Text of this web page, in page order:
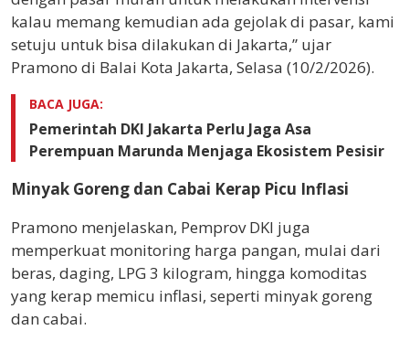
kalau memang kemudian ada gejolak di pasar, kami
setuju untuk bisa dilakukan di Jakarta,” ujar
Pramono di Balai Kota Jakarta, Selasa (10/2/2026).
BACA JUGA:
Pemerintah DKI Jakarta Perlu Jaga Asa
Perempuan Marunda Menjaga Ekosistem Pesisir
Minyak Goreng dan Cabai Kerap Picu Inflasi
Pramono menjelaskan, Pemprov DKI juga
memperkuat monitoring harga pangan, mulai dari
beras, daging, LPG 3 kilogram, hingga komoditas
yang kerap memicu inflasi, seperti minyak goreng
dan cabai.